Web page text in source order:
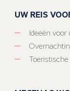
UW REIS
Ideeën